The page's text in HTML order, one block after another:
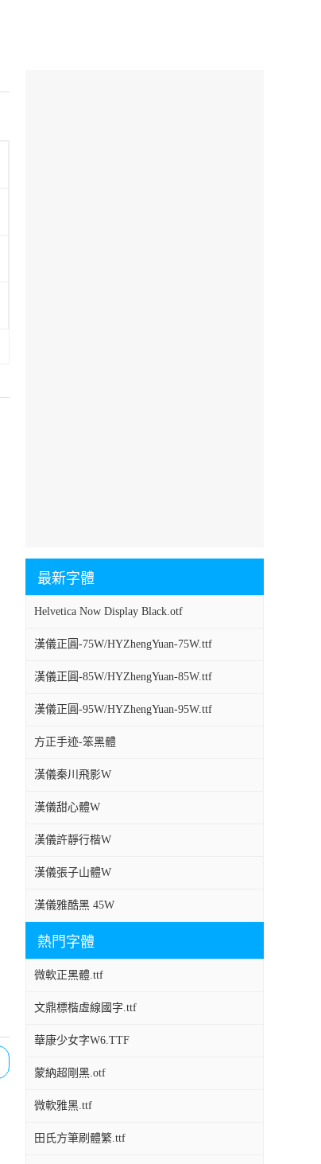
最新字體
Helvetica Now Display Black.otf
漢儀正圓-75W/HYZhengYuan-75W.ttf
漢儀正圓-85W/HYZhengYuan-85W.ttf
漢儀正圓-95W/HYZhengYuan-95W.ttf
方正手迹-笨黑體
漢儀秦川飛影W
漢儀甜心體W
漢儀許靜行楷W
漢儀張子山體W
漢儀雅酷黑 45W
熱門字體
微軟正黑體.ttf
文鼎標楷虛線國字.ttf
華康少女字W6.TTF
蒙納超剛黑.otf
微軟雅黑.ttf
田氏方筆刷體繁.ttf